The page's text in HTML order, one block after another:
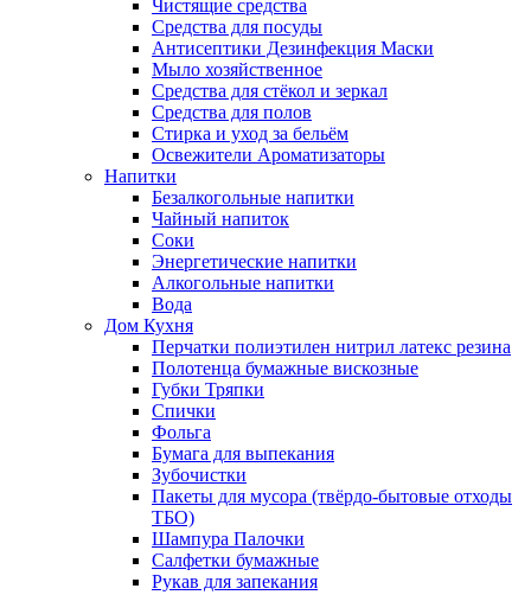
Чистящие средства
Средства для посуды
Антисептики Дезинфекция Маски
Мыло хозяйственное
Средства для стёкол и зеркал
Средства для полов
Стирка и уход за бельём
Освежители Ароматизаторы
Напитки
Безалкогольные напитки
Чайный напиток
Соки
Энергетические напитки
Алкогольные напитки
Вода
Дом Кухня
Перчатки полиэтилен нитрил латекс резина
Полотенца бумажные вискозные
Губки Тряпки
Спички
Фольга
Бумага для выпекания
Зубочистки
Пакеты для мусора (твёрдо-бытовые отходы
ТБО)
Шампура Палочки
Салфетки бумажные
Рукав для запекания